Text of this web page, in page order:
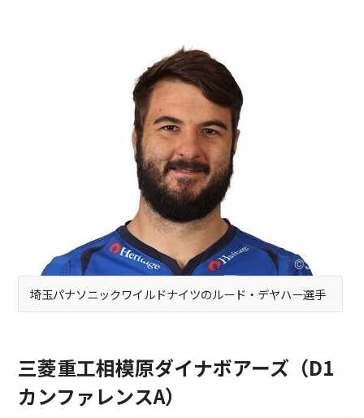
埼玉パナソニックワイルドナイツのルード・デヤハー選手
三菱重工相模原ダイナボアーズ（D1
カンファレンスA）